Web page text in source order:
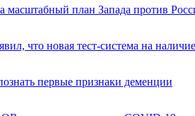
масштабный план Запада против
что новая тест-система на
первые признаки деменции